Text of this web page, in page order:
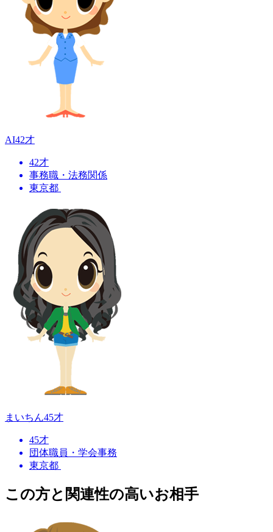
AI42才
42才
事務職・法務関係
東京都
まいちん45才
45才
団体職員・学会事務
東京都
この方と関連性の高いお相手